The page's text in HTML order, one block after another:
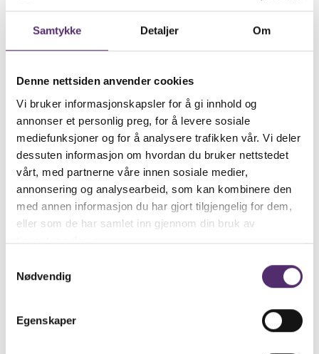
Samtykke Detaljer Om
Denne nettsiden anvender cookies
Vi bruker informasjonskapsler for å gi innhold og
annonser et personlig preg, for å levere sosiale
mediefunksjoner og for å analysere trafikken vår. Vi deler
dessuten informasjon om hvordan du bruker nettstedet
vårt, med partnerne våre innen sosiale medier,
annonsering og analysearbeid, som kan kombinere den
med annen informasjon du har gjort tilgjengelig for dem,
eller som de har samlet inn gjennom din bruk av
tjenestene deres.
Nødvendig
Egenskaper
Veileder
Gunnhild Kaupang
980 39 098
Send e-post